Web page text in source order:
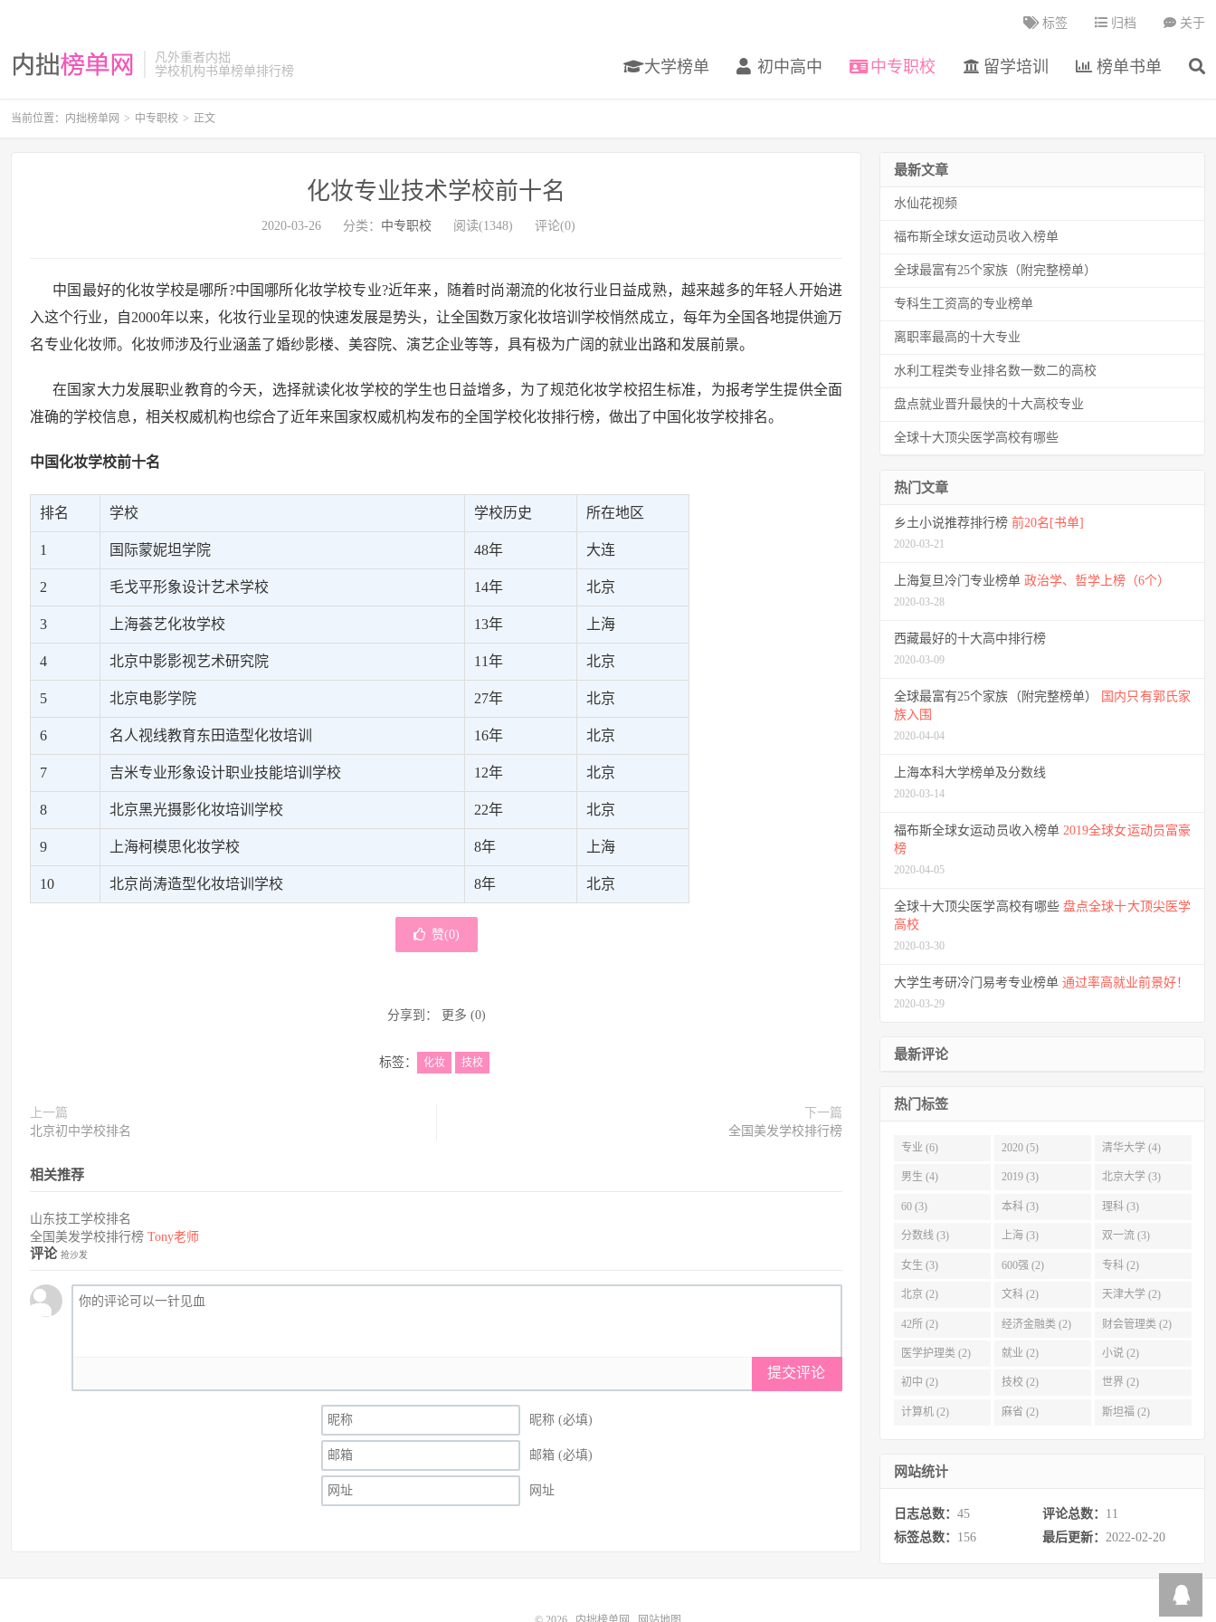
凡外重者内拙
学校机构书单榜单排行榜
大学榜单 初中高中 中专职校 留学培训 榜单书单
标签 归档 关于
当前位置： 内拙榜单网 > 中专职校 > 正文
化妆专业技术学校前十名
2020-03-26 分类： 中专职校 阅读(1348) 评论(0)
中国最好的化妆学校是哪所?中国哪所化妆学校专业?近年来，随着时尚潮流的化妆行业日益成熟，越来越多的年轻人开始进
入这个行业，自2000年以来，化妆行业呈现的快速发展是势头，让全国数万家化妆培训学校悄然成立，每年为全国各地提供逾万
名专业化妆师。化妆师涉及行业涵盖了婚纱影楼、美容院、演艺企业等等，具有极为广阔的就业出路和发展前景。
在国家大力发展职业教育的今天，选择就读化妆学校的学生也日益增多，为了规范化妆学校招生标准，为报考学生提供全面
准确的学校信息，相关权威机构也综合了近年来国家权威机构发布的全国学校化妆排行榜，做出了中国化妆学校排名。
中国化妆学校前十名
排名 学校 学校历史 所在地区
1 国际蒙妮坦学院 48年 大连
2 毛戈平形象设计艺术学校 14年 北京
3 上海荟艺化妆学校 13年 上海
4 北京中影影视艺术研究院 11年 北京
5 北京电影学院 27年 北京
6 名人视线教育东田造型化妆培训 16年 北京
7 吉米专业形象设计职业技能培训学校 12年 北京
8 北京黑光摄影化妆培训学校 22年 北京
9 上海柯模思化妆学校 8年 上海
10 北京尚涛造型化妆培训学校 8年 北京
赞(0)
分享到： 更多 (0)
标签： 化妆 技校
上一篇
北京初中学校排名
下一篇
全国美发学校排行榜
相关推荐
山东技工学校排名
全国美发学校排行榜 Tony老师
评论 抢沙发
提交评论
昵称 (必填)
邮箱 (必填)
网址
最新文章
水仙花视频
福布斯全球女运动员收入榜单
全球最富有25个家族（附完整榜单）
专科生工资高的专业榜单
离职率最高的十大专业
水利工程类专业排名数一数二的高校
盘点就业晋升最快的十大高校专业
全球十大顶尖医学高校有哪些
热门文章
乡土小说推荐排行榜 前20名[书单]
2020-03-21
上海复旦冷门专业榜单 政治学、哲学上榜（6个）
2020-03-28
西藏最好的十大高中排行榜
2020-03-09
全球最富有25个家族（附完整榜单）
国内只有郭氏家
族入围
2020-04-04
上海本科大学榜单及分数线
2020-03-14
福布斯全球女运动员收入榜单 2019全球女运动员富豪
榜
2020-04-05
全球十大顶尖医学高校有哪些 盘点全球十大顶尖医学
高校
2020-03-30
大学生考研冷门易考专业榜单 通过率高就业前景好！
2020-03-29
最新评论
热门标签
专业 (6) 2020 (5) 清华大学 (4)
男生 (4) 2019 (3) 北京大学 (3)
60 (3) 本科 (3) 理科 (3)
分数线 (3) 上海 (3) 双一流 (3)
女生 (3) 600强 (2) 专科 (2)
北京 (2) 文科 (2) 天津大学 (2)
42所 (2) 经济金融类 (2) 财会管理类 (2)
医学护理类 (2) 就业 (2) 小说 (2)
初中 (2) 技校 (2) 世界 (2)
计算机 (2) 麻省 (2) 斯坦福 (2)
网站统计
日志总数： 45 评论总数： 11
标签总数： 156 最后更新： 2022-02-20